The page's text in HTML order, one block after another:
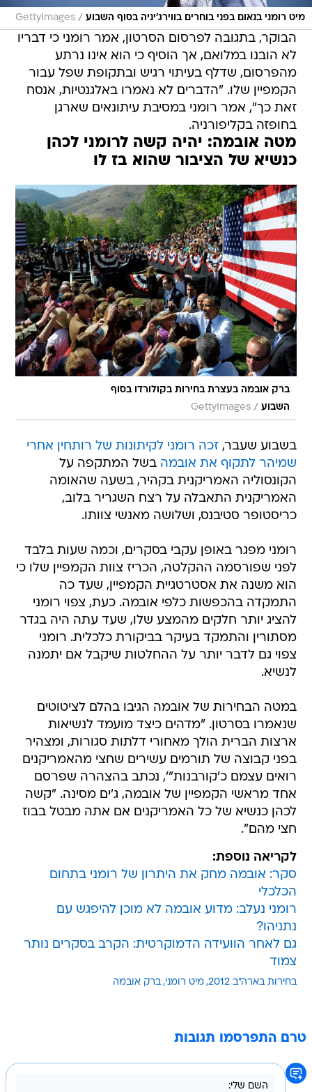
מיט רומני בנאום בפני בוחרים בווירג'יניה בסוף השבוע /
GettyImages
הבוקר, בתגובה לפרסום הסרטון, אמר רומני כי דבריו
לא הובנו במלואם, אך הוסיף כי הוא אינו נרתע
מהפרסום, שדלף בעיתוי רגיש ובתקופת שפל עבור
הקמפיין שלו. "הדברים לא נאמרו באלגנטיות, אנסח
זאת כך", אמר רומני במסיבת עיתונאים שארגן
בחופזה בקליפורניה.
מטה אובמה: יהיה קשה לרומני לכהן
כנשיא של הציבור שהוא בז לו
ברק אובמה בעצרת בחירות בקולורדו בסוף
השבוע /
GettyImages
בשבוע שעבר,זכה רומני לקיתונות של רותחין אחרי
שמיהר לתקוף את אובמה בשל המתקפה על
הקונסוליה האמריקנית בקהיר, בשעה שהאומה
האמריקנית התאבלה על רצח השגריר בלוב,
כריסטופר סטיבנס, ושלושה מאנשי צוותו.
רומני מפגר באופן עקבי בסקרים, וכמה שעות בלבד
לפני שפורסמה ההקלטה, הכריז צוות הקמפיין שלו כי
הוא משנה את אסטרטגיית הקמפיין, שעד כה
התמקדה בהכפשות כלפי אובמה. כעת, צפוי רומני
להציג יותר חלקים מהמצע שלו, שעד עתה היה בגדר
מסתורין והתמקד בעיקר בביקורת כלכלית. רומני
צפוי גם לדבר יותר על ההחלטות שיקבל אם יתמנה
לנשיא.
במטה הבחירות של אובמה הגיבו בהלם לציטוטים
שנאמרו בסרטון. "מדהים כיצד מועמד לנשיאות
ארצות הברית הולך מאחורי דלתות סגורות, ומצהיר
בפני קבוצה של תורמים עשירים שחצי מהאמריקנים
רואים עצמם כ'קורבנות"', נכתב בהצהרה שפרסם
אחד מראשי הקמפיין של אובמה, ג'ים מסינה. "קשה
לכהן כנשיא של כל האמריקנים אם אתה מבטל בבוז
חצי מהם".
לקריאה נוספת:
סקר: אובמה מחק את היתרון של רומני בתחום
הכלכלי
רומני נעלב: מדוע אובמה לא מוכן להיפגש עם
נתניהו?
גם לאחר הוועידה הדמוקרטית: הקרב בסקרים נותר
צמוד
בחירות בארה"ב 2012 מיט רומני ברק אובמה
טרם התפרסמו תגובות